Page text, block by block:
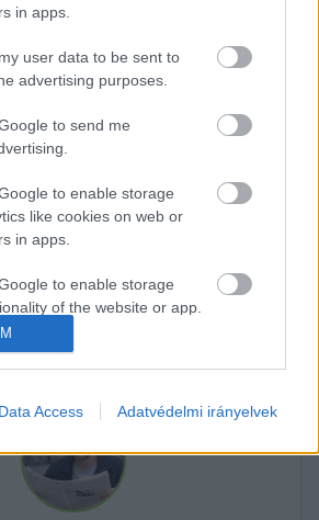
in apps.
user data to be sent to
advertising purposes.
to send me
to enable storage
like cookies on web or
in apps.
to enable storage
of the website or app.
to enable storage
to enable storage
fraud prevention, and other
Data Access Adatvédelmi irányelvek
fejezte ki, hogy Kijev képes
Putyin győzelmét.